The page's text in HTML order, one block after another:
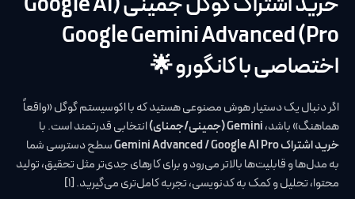
Pro) Google Gemini Advanced
اختصاصی با کانگورو 🌟
اگر دنبال یک دستیار هوش مصنوعی هستید که با اکوسیستم گوگل «واقعاً
هماهنگ» باشد،Gemini (جمینی/جمنای)
انتخابی قدرتمند است. با
خرید اشتراک Gemini Advanced / Google AI Pro
سطح دسترسی شما
به مدل‌ها و قابلیت‌ها بالاتر می‌رود و برای کارهای جدی‌تر مثل تحقیق، تولید
محتوا، تحلیل و کمک به کدنویسی، تجربه کامل‌تری می‌گیرید. [1]